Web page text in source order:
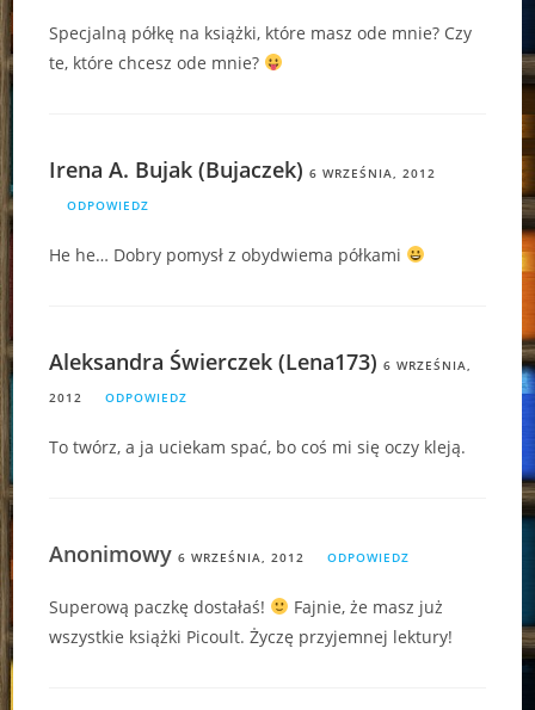
Specjalną półkę na książki, które masz ode mnie? Czy
te, które chcesz ode mnie?
Irena A. Bujak (Bujaczek) 6 WRZEŚNIA, 2012
ODPOWIEDZ
He he… Dobry pomysł z obydwiema półkami
Aleksandra Świerczek (Lena173) 6 WRZEŚNIA,
2012
ODPOWIEDZ
To twórz, a ja uciekam spać, bo coś mi się oczy kleją.
Anonimowy6 WRZEŚNIA, 2012 ODPOWIEDZ
Superową paczkę dostałaś!
Fajnie, że masz już
wszystkie książki Picoult. Życzę przyjemnej lektury!